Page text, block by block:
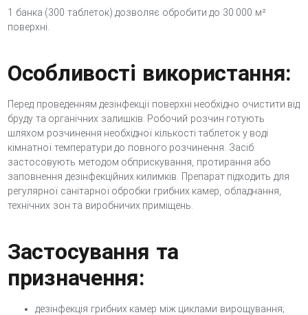
1 банка (300 таблеток) дозволяє обробити до 30 000 м²
поверхні.
Особливості використання:
Перед проведенням дезінфекції поверхні необхідно очистити від
бруду та органічних залишків. Робочий розчин готують
шляхом розчинення необхідної кількості таблеток у воді
кімнатної температури до повного розчинення. Засіб
застосовують методом обприскування, протирання або
заповнення дезінфекційних килимків. Препарат підходить для
регулярної санітарної обробки грибних камер, обладнання,
технічних зон та виробничих приміщень.
Застосування та
призначення:
дезінфекція грибних камер між циклами вирощування;